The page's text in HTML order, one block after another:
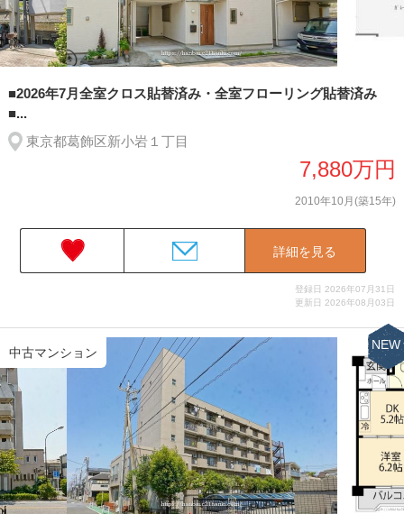
■2026年7月全室クロス貼替済み・全室フローリング貼替済み
■...
東京都葛飾区新小岩１丁目
7,880万円
2010年10月(築15年)
詳細を見る
登録日 2026年07月31日
更新日 2026年08月03日
中古マンション
NEW